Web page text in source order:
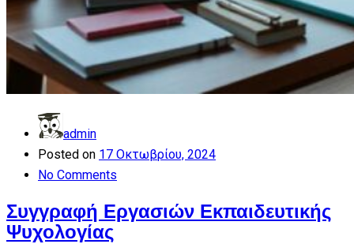
admin
Posted on 17 Οκτωβρίου, 2024
No Comments
Συγγραφή Εργασιών Εκπαιδευτικής
Ψυχολογίας